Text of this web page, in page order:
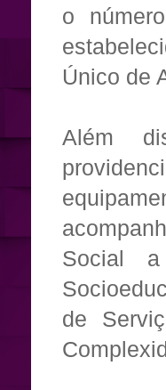
o
Único de
Além
Social a
de